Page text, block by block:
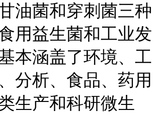
油菌和穿刺菌三种
用益生菌和工业发
本涵盖了环境、工
分析、食品、药用
生产和科研微生